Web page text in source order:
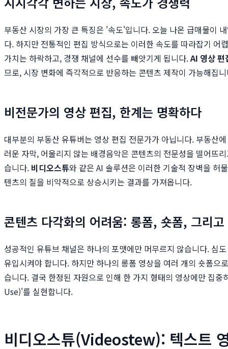
부동산 시장의 가장 큰 특징은 '속도'입니다. 오늘 나온 급매물이
다. 하지만 전통적인 편집 방식으로는 이러한 속도를 따라잡기
가치는 하락하고, 경쟁 채널에 선수를 빼앗기게 됩니다.AI 영상 편
므로, 시장 변화에 즉각적으로 반응하는 콘텐츠 제작이 가능해집
비전문가의 영상 편집, 한계는 명확하다
대부분의 부동산 유튜버는 영상 편집 전문가가 아닙니다. 부동산
러운 자막, 어울리지 않는 배경음악은 콘텐츠의 전문성을 떨어뜨
습니다. 비디오스튜와 같은 AI 솔루션은 이러한 기술적 장벽을 허
텐츠의 질을 비약적으로 상승시키는 결과를 가져옵니다.
콘텐츠 다각화의 어려움: 롱폼, 숏폼, 그리
성공적인 유튜브 채널은 하나의 포맷에만 머무르지 않습니다. 심
유입시켜야 합니다. 하지만 하나의 롱폼 영상을 여러 개의 숏폼
습니다. 결국 한정된 자원으로 인해 한 가지 형태의 영상에만 집
Use)'를 실현합니다.
비디오스튜(Videostew): 텍스트